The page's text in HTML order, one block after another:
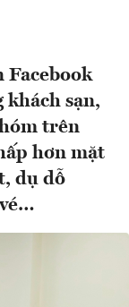
Facebook
khách sạn,
trên
hơn mặt
dụ dỗ